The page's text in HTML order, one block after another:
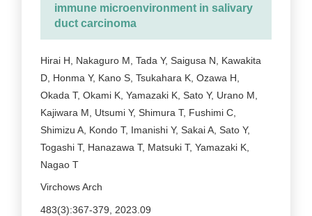
immune microenvironment in salivary
duct carcinoma
Hirai H, Nakaguro M, Tada Y, Saigusa N, Kawakita
D, Honma Y, Kano S, Tsukahara K, Ozawa H,
Okada T, Okami K, Yamazaki K, Sato Y, Urano M,
Kajiwara M, Utsumi Y, Shimura T, Fushimi C,
Shimizu A, Kondo T, Imanishi Y, Sakai A, Sato Y,
Togashi T, Hanazawa T, Matsuki T, Yamazaki K,
Nagao T
Virchows Arch
483(3):367-379, 2023.09